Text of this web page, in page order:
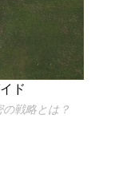
ド
戦略とは？